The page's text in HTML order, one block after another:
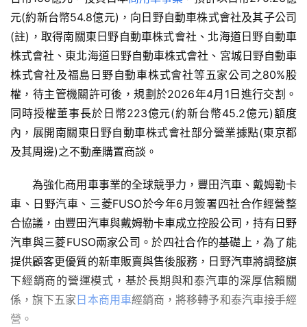
空
間
實
測
汽
車
／
機
車
影
音
台
灣
車
與
M
a
i
l
lt
s
A
p
p
元(約新台幣54.8億元)，向日野自動車株式會社及其子公司
(註)，取得南關東日野自動車株式會社、北海道日野自動車
株式會社、東北海道日野自動車株式會社、宮城日野自動車
株式會社及福島日野自動車株式會社等五家公司之80%股
權，待主管機關許可後，規劃於2026年4月1日進行交割。
同時授權董事長於日幣223億元(約新台幣45.2億元)額度
內，展開南關東日野自動車株式會社部分營業據點(東京都
及其周邊)之不動產購置商談。
為強化商用車事業的全球競爭力，豐田汽車、戴姆勒卡
車、日野汽車、三菱FUSO於今年6月簽署四社合作經營整
合協議，由豐田汽車與戴姆勒卡車成立控股公司，持有日野
汽車與三菱FUSO兩家公司。於四社合作的基礎上，為了能
提供顧客更優質的新車販賣與售後服務，日野汽車將調整旗
下經銷商的營運模式，基於長期與和泰汽車的深厚信賴關
係，旗下五家 日本商用車經銷商，將移轉予和泰汽車接手經
營。